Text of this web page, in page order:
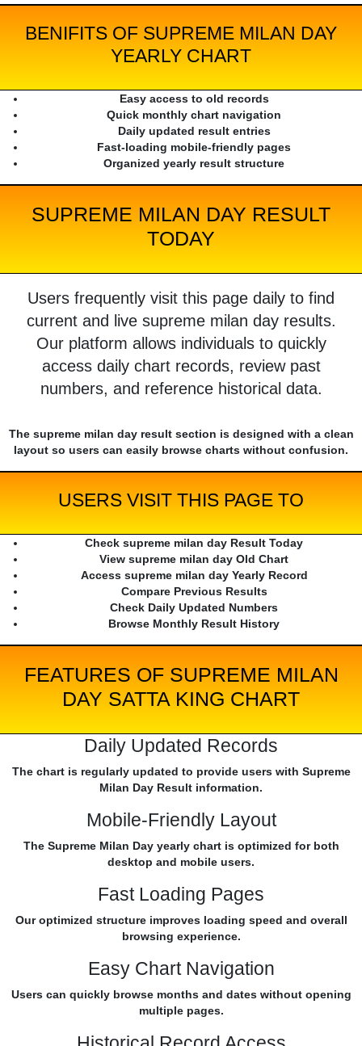
BENIFITS OF SUPREME MILAN DAY
YEARLY CHART
Easy access to old records
Quick monthly chart navigation
Daily updated result entries
Fast-loading mobile-friendly pages
Organized yearly result structure
SUPREME MILAN DAY RESULT
TODAY
Users frequently visit this page daily to find
current and live supreme milan day results.
Our platform allows individuals to quickly
access daily chart records, review past
numbers, and reference historical data.
The supreme milan day result section is designed with a clean
layout so users can easily browse charts without confusion.
USERS VISIT THIS PAGE TO
Check supreme milan day Result Today
View supreme milan day Old Chart
Access supreme milan day Yearly Record
Compare Previous Results
Check Daily Updated Numbers
Browse Monthly Result History
FEATURES OF SUPREME MILAN
DAY SATTA KING CHART
Daily Updated Records
The chart is regularly updated to provide users with Supreme
Milan Day Result information.
Mobile-Friendly Layout
The Supreme Milan Day yearly chart is optimized for both
desktop and mobile users.
Fast Loading Pages
Our optimized structure improves loading speed and overall
browsing experience.
Easy Chart Navigation
Users can quickly browse months and dates without opening
multiple pages.